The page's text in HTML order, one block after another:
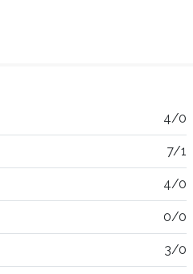
4/0
7/1
4/0
0/0
3/0